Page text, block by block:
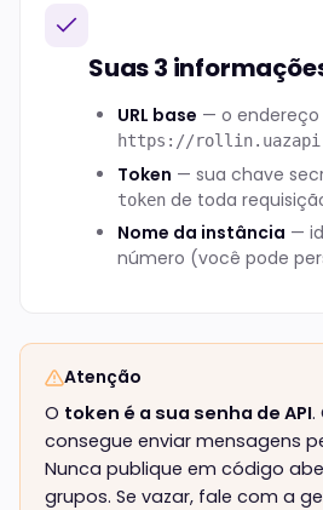
Suas 3
URL base — o endereço
https://
Token — sua chave
token de toda
Nome da instância —
número (você pode
Atenção
O token é a sua senha de API.
consegue enviar mensagens
Nunca publique em código
grupos. Se vazar, fale com a